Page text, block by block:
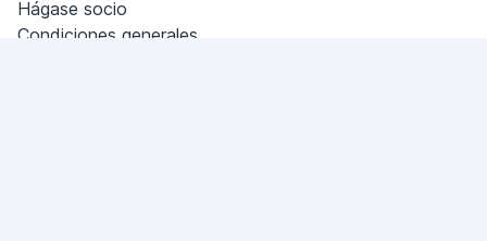
Hágase socio
Condiciones generales